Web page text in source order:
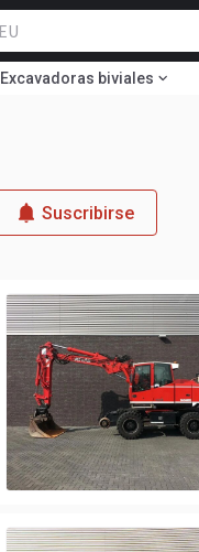
Excavadoras biviales
Suscribirse